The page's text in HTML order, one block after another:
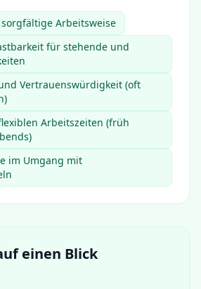
Arbeitsweise
für stehende und
Vertrauenswürdigkeit (oft
Arbeitszeiten (früh
im Umgang mit
einen Blick